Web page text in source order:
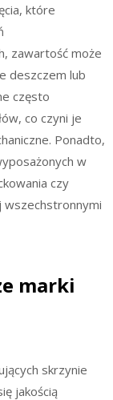
które
zawartość może
deszczem lub
często
co czyni je
Ponadto,
w
czy
wszechstronnymi
marki
skrzynie
jakością